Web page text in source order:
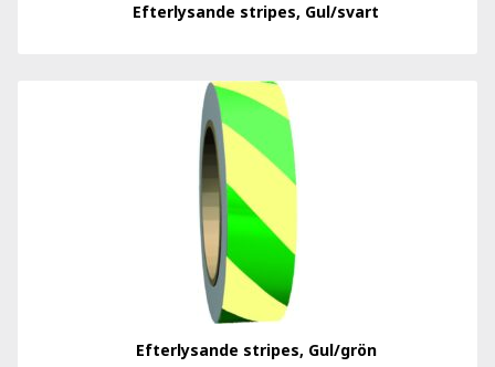
Efterlysande stripes, Gul/svart
Efterlysande stripes, Gul/grön